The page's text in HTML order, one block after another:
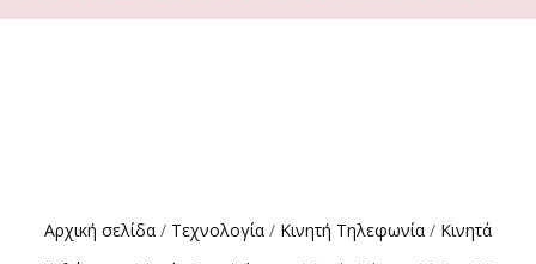
Αρχική σελίδα / Τεχνολογία / Κινητή Τηλεφωνία / Κινητά